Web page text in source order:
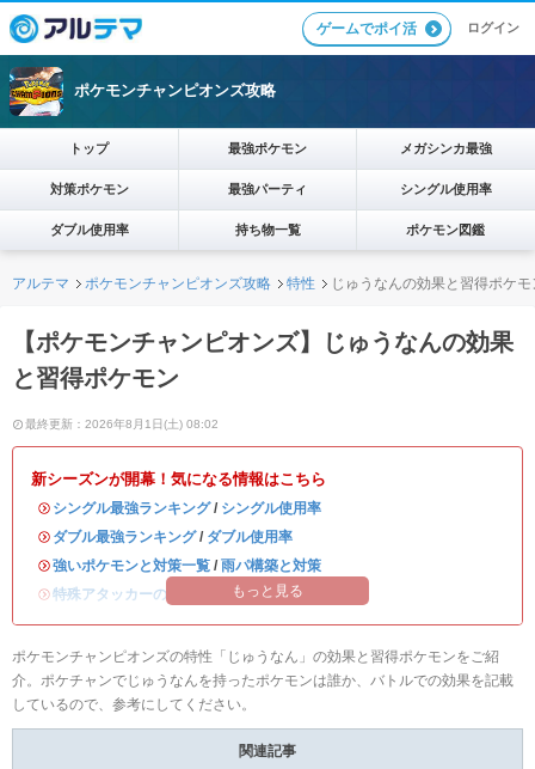
ゲームでポイ活 ログイン
ポケモンチャンピオンズ攻略
トップ 最強ポケモン メガシンカ最強
対策ポケモン 最強パーティ シングル使用率
ダブル使用率 持ち物一覧 ポケモン図鑑
アルテマ ポケモンチャンピオンズ攻略 特性 じゅうなんの効果と習得ポケモ
【ポケモンチャンピオンズ】じゅうなんの効果
と習得ポケモン
最終更新：2026年8月1日(土) 08:02
新シーズンが開幕！気になる情報はこちら
・ シングル最強ランキング/ シングル使用率
・ ダブル最強ランキング/ ダブル使用率
・強いポケモンと対策一覧 / 雨パ構築と対策
・特殊アタッカーのおすすめランキング
もっと見る
ポケモンチャンピオンズの特性「じゅうなん」の効果と習得ポケモンをご紹
介。ポケチャンでじゅうなんを持ったポケモンは誰か、バトルでの効果を記載
しているので、参考にしてください。
関連記事